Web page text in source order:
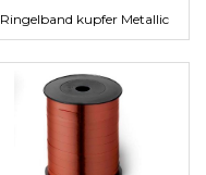
Ringelband kupfer Metallic